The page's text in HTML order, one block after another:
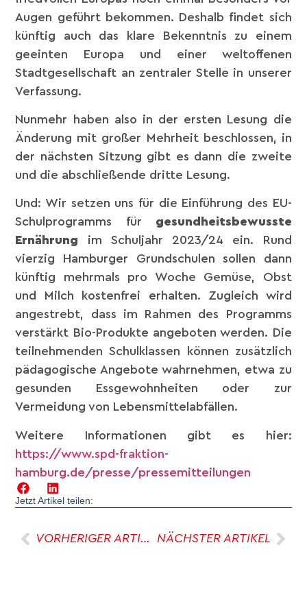
Augen geführt bekommen. Deshalb findet sich
künftig auch das klare Bekenntnis zu einem
geeinten Europa und einer weltoffenen
Stadtgesellschaft an zentraler Stelle in unserer
Verfassung.
Nunmehr haben also in der ersten Lesung die
Änderung mit großer Mehrheit beschlossen, in
der nächsten Sitzung gibt es dann die zweite
und die abschließende dritte Lesung.
Und: Wir setzen uns für die Einführung des EU-
Schulprogramms für gesundheitsbewusste
Ernährung im Schuljahr 2023/24 ein. Rund
vierzig Hamburger Grundschulen sollen dann
künftig mehrmals pro Woche Gemüse, Obst
und Milch kostenfrei erhalten. Zugleich wird
angestrebt, dass im Rahmen des Programms
verstärkt Bio-Produkte angeboten werden. Die
teilnehmenden Schulklassen können zusätzlich
pädagogische Angebote wahrnehmen, etwa zu
gesunden Essgewohnheiten oder zur
Vermeidung von Lebensmittelabfällen.
Weitere Informationen gibt es hier:
https://www.spd-fraktion-
hamburg.de/presse/pressemitteilungen
Jetzt Artikel teilen:
VORHERIGER ARTIKEL NÄCHSTER ARTIKEL